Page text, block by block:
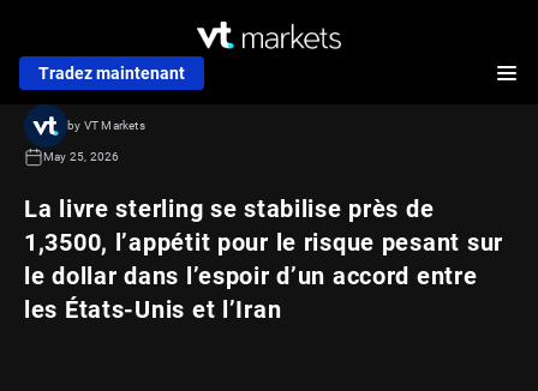
Tradez maintenant
La livre sterling se stabilise près de
1,3500, l’appétit pour le risque pesant sur
le dollar dans l’espoir d’un accord entre
les États-Unis et l’Iran
by VT Markets
May 25, 2026